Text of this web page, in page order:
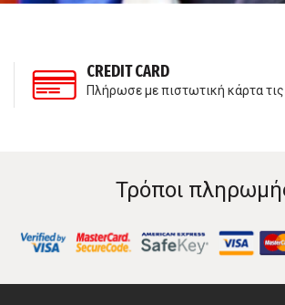
CREDIT CARD
Πλήρωσε με πιστωτική κάρτα
Τρόποι